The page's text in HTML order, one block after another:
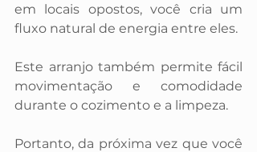
em locais opostos, você cria um
fluxo natural de energia entre eles.
Este arranjo também permite fácil
movimentação e comodidade
durante o cozimento e a limpeza.
Portanto, da próxima vez que você